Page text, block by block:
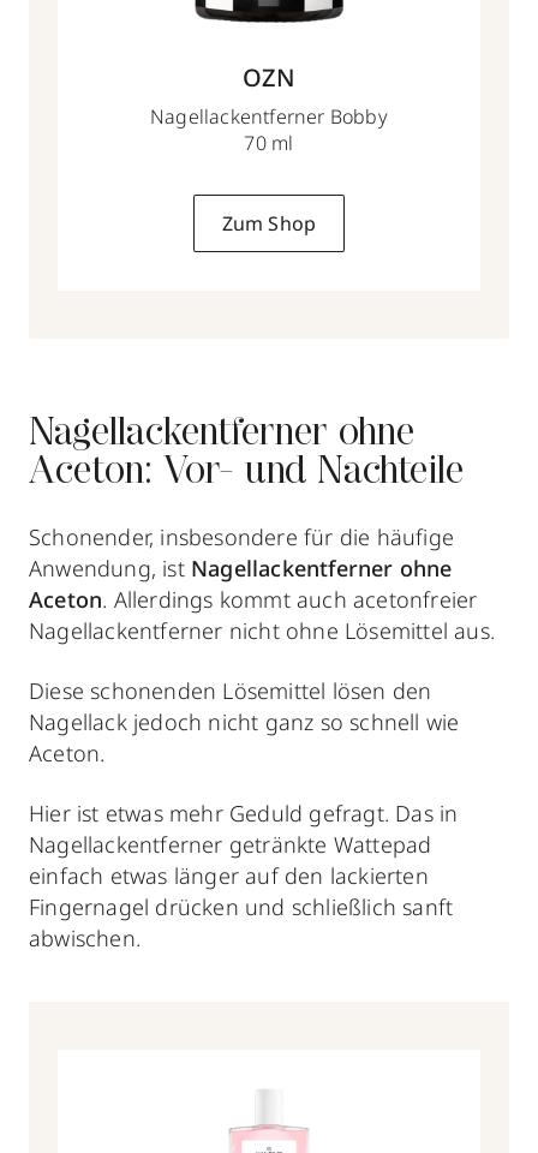
OZN
Nagellackentferner Bobby
70 ml
Zum Shop
Nagellackentferner ohne
Aceton: Vor- und Nachteile
Schonender, insbesondere für die häufige
Anwendung, ist Nagellackentferner ohne
Aceton. Allerdings kommt auch acetonfreier
Nagellackentferner nicht ohne Lösemittel aus.
Diese schonenden Lösemittel lösen den
Nagellack jedoch nicht ganz so schnell wie
Aceton.
Hier ist etwas mehr Geduld gefragt. Das in
Nagellackentferner getränkte Wattepad
einfach etwas länger auf den lackierten
Fingernagel drücken und schließlich sanft
abwischen.